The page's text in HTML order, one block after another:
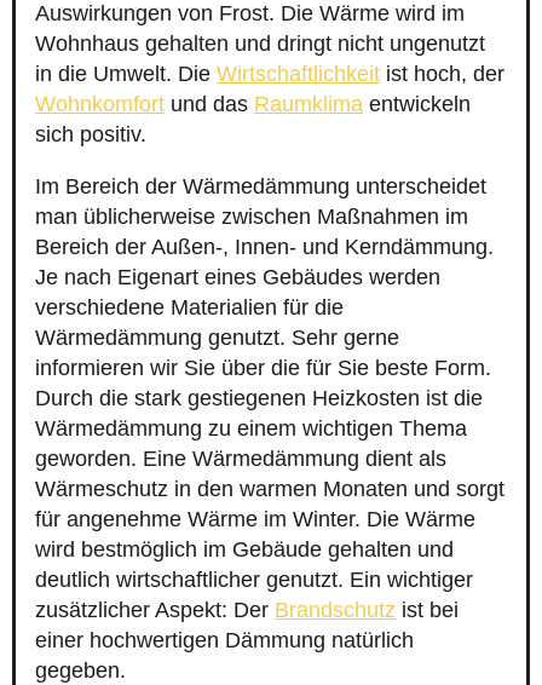
Auswirkungen von Frost. Die Wärme wird im
Wohnhaus gehalten und dringt nicht ungenutzt
in die Umwelt. Die Wirtschaftlichkeit ist hoch, der
Wohnkomfort und das Raumklima entwickeln
sich positiv.
Im Bereich der Wärmedämmung unterscheidet
man üblicherweise zwischen Maßnahmen im
Bereich der Außen-, Innen- und Kerndämmung.
Je nach Eigenart eines Gebäudes werden
verschiedene Materialien für die
Wärmedämmung genutzt. Sehr gerne
informieren wir Sie über die für Sie beste Form.
Durch die stark gestiegenen Heizkosten ist die
Wärmedämmung zu einem wichtigen Thema
geworden. Eine Wärmedämmung dient als
Wärmeschutz in den warmen Monaten und sorgt
für angenehme Wärme im Winter. Die Wärme
wird bestmöglich im Gebäude gehalten und
deutlich wirtschaftlicher genutzt. Ein wichtiger
zusätzlicher Aspekt: Der Brandschutz ist bei
einer hochwertigen Dämmung natürlich
gegeben.